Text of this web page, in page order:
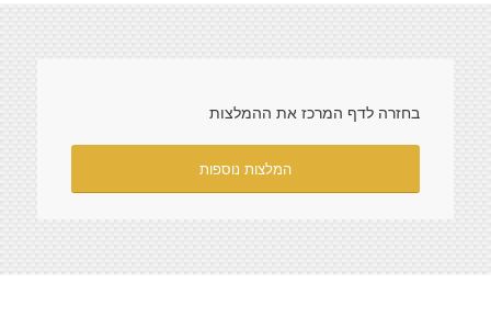
בחזרה לדף המרכז את ההמלצות
המלצות נוספות